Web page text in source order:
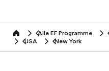
home Alle EF Programme
USA
New York